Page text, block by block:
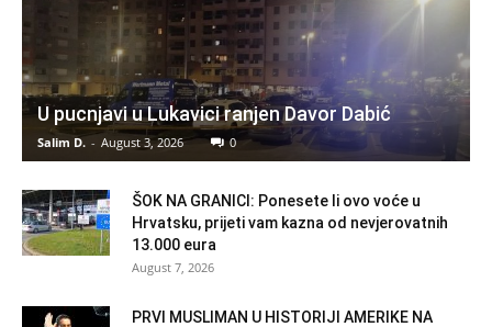
U pucnjavi u Lukavici ranjen Davor Dabić
Salim D. - August 3, 2026 0
ŠOK NA GRANICI: Ponesete li ovo voće u
Hrvatsku, prijeti vam kazna od nevjerovatnih
13.000 eura
August 7, 2026
PRVI MUSLIMAN U HISTORIJI AMERIKE NA